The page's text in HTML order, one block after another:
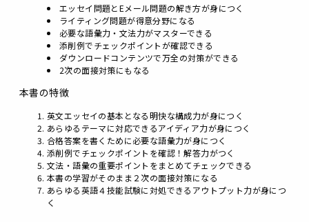
エッセイ問題とEメール問題の解き方が身につく
ライティング問題が得意分野になる
必要な語彙力・文法力がマスターできる
添削例でチェックポイントが確認できる
ダウンロードコンテンツで万全の対策ができる
2次の面接対策にもなる
本書の特徴
英文エッセイの基本となる明快な構成力が身につく
あらゆるテーマに対応できるアイディア力が身につく
合格答案を書くために必要な語彙力が身につく
添削例でチェックポイントを確認！解答力がつく
文法・語彙の重要ポイントをまとめてチェックできる
本書の学習がそのまま２次の面接対策になる
あらゆる英語４技能試験に対処できるアウトプット力が身につ
く